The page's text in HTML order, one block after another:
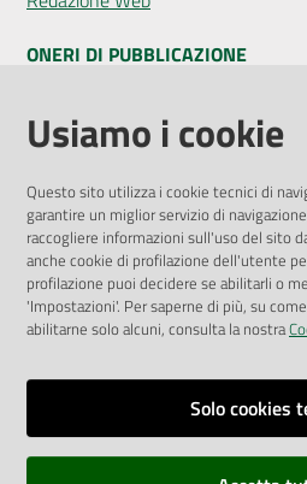
ONERI DI PUBBLICAZIONE
Amministrazione Trasparente
Pubblicità legale
Privacy Policy
Attuazione Misure PNRR
Liste di Attesa
ENTI, IMPRESE E PARTNER
Fatturazione Elettronica
Richiesta Patrocinio
Usiamo i cookie
Questo sito utilizza i cookie tecnici di
garantire un miglior servizio di
raccogliere informazioni sull'uso del sito
anche cookie di profilazione dell'utente
profilazione puoi decidere se abilitarli o
'Impostazioni'. Per saperne di più, su
abilitarne solo alcuni, consulta la nostra
Solo cookies